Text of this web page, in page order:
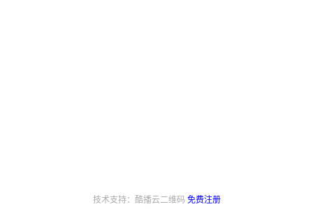
技术支持：酷播云二维码 免费注册